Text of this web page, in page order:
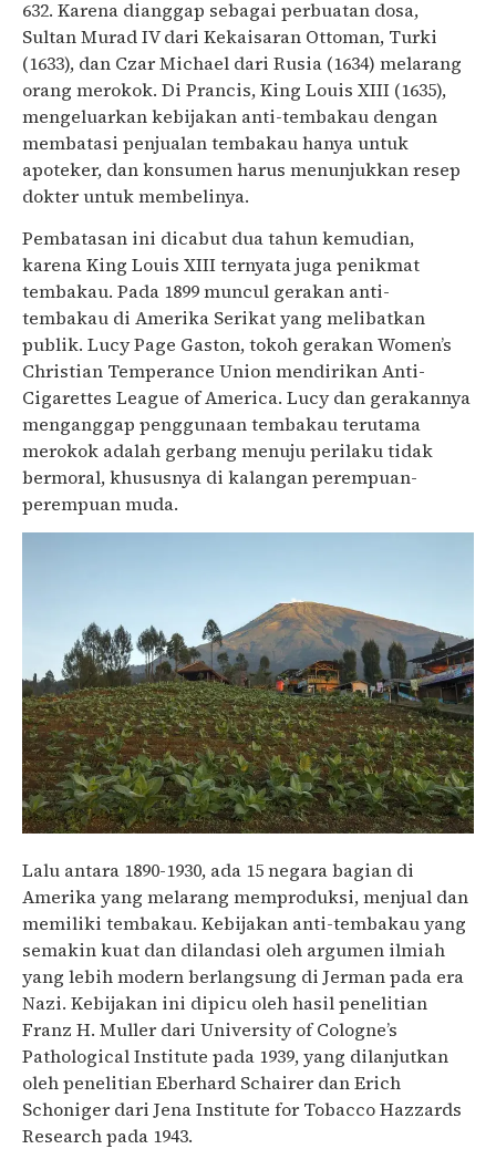
632. Karena dianggap sebagai perbuatan dosa,
Sultan Murad IV dari Kekaisaran Ottoman, Turki
(1633), dan Czar Michael dari Rusia (1634) melarang
orang merokok. Di Prancis, King Louis XIII (1635),
mengeluarkan kebijakan anti-tembakau dengan
membatasi penjualan tembakau hanya untuk
apoteker, dan konsumen harus menunjukkan resep
dokter untuk membelinya.
Pembatasan ini dicabut dua tahun kemudian,
karena King Louis XIII ternyata juga penikmat
tembakau. Pada 1899 muncul gerakan anti-
tembakau di Amerika Serikat yang melibatkan
publik. Lucy Page Gaston, tokoh gerakan Women’s
Christian Temperance Union mendirikan Anti-
Cigarettes League of America. Lucy dan gerakannya
menganggap penggunaan tembakau terutama
merokok adalah gerbang menuju perilaku tidak
bermoral, khususnya di kalangan perempuan-
perempuan muda.
Lalu antara 1890-1930, ada 15 negara bagian di
Amerika yang melarang memproduksi, menjual dan
memiliki tembakau. Kebijakan anti-tembakau yang
semakin kuat dan dilandasi oleh argumen ilmiah
yang lebih modern berlangsung di Jerman pada era
Nazi. Kebijakan ini dipicu oleh hasil penelitian
Franz H. Muller dari University of Cologne’s
Pathological Institute pada 1939, yang dilanjutkan
oleh penelitian Eberhard Schairer dan Erich
Schoniger dari Jena Institute for Tobacco Hazzards
Research pada 1943.